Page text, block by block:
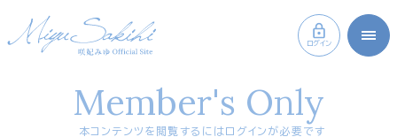
ログイン
Member's Only
本コンテンツを閲覧するにはログインが必要です